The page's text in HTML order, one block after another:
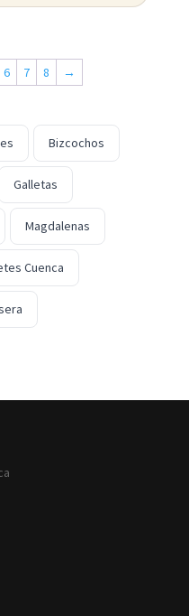
6 7 8 →
Bizcochos
Galletas
Magdalenas
Cuenca